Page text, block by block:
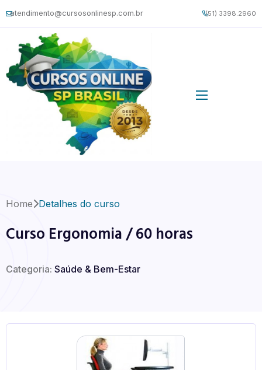
atendimento@cursosonlinesp.com.br (51) 3398.2960
Home Detalhes do curso
Curso Ergonomia / 60 horas
Categoria: Saúde & Bem-Estar